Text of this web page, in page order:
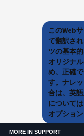
このWeb
て翻訳さ
ツの基本
オリジナ
め、正確
す。ナレ
合は、英
について
オプショ
MORE IN SUPPORT